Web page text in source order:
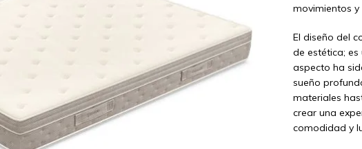
movimientos
El diseño del
de estética;
aspecto ha
sueño
materiales
crear una
comodidad y